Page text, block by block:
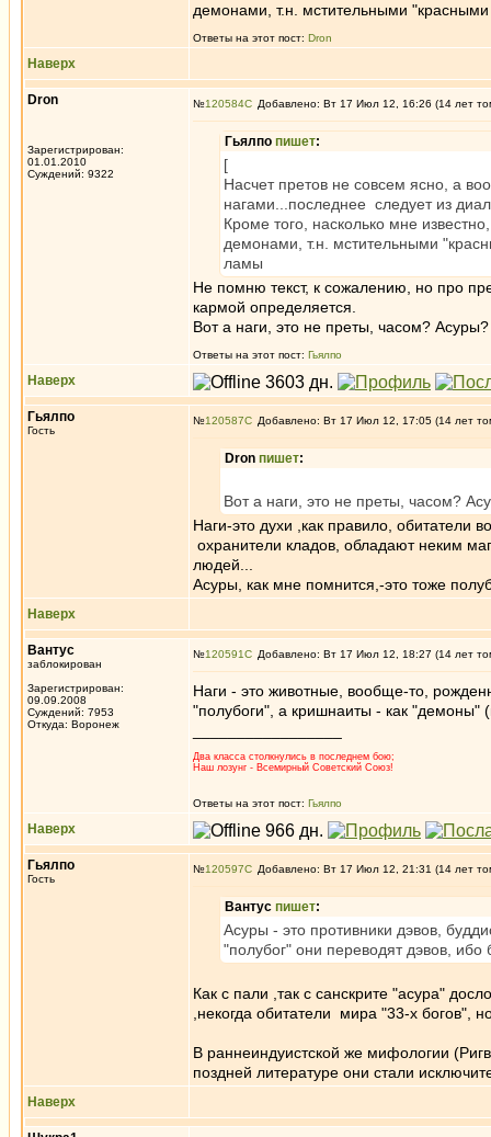
демонами, т.н. мстительными
Ответы на этот пост: Dron
Наверх
Dron
Зарегистрирован:
01.01.2010
Суждений: 9322
№120584 Добавлено: Вт 17 Июл 12, 16:26 (14 лет
Гьялпо пишет:
[
Насчет претов не совсем ясно, а
нагами...последнее следует из
Кроме того, насколько мне
демонами, т.н. мстительными
ламы
Не помню текст, к сожалению, но про
кармой определяется.
Вот а наги, это не преты, часом? Асуры?
Ответы на этот пост: Гьялпо
Наверх
Гьялпо
Гость
№120587 Добавлено: Вт 17 Июл 12, 17:05 (14 лет
Dron пишет:
Вот а наги, это не преты, часом?
Наги-это духи ,как правило, обитатели
охранители кладов, обладают неким
людей...
Асуры, как мне помнится,-это тоже
Наверх
Вантус
заблокирован
Зарегистрирован:
09.09.2008
Суждений: 7953
Откуда: Воронеж
№120591 Добавлено: Вт 17 Июл 12, 18:27 (14 лет
Наги - это животные, вообще-то,
"полубоги", а кришнаиты - как "демоны"
Два класса столкнулись в последнем бою;
Наш лозунг - Всемирный Советский Союз!
Ответы на этот пост: Гьялпо
Наверх
Гьялпо
Гость
№120597 Добавлено: Вт 17 Июл 12, 21:31 (14 лет
Вантус пишет:
Асуры - это противники дэвов,
"полубог" они переводят дэвов,
Как с пали ,так с санскрите "асура"
,некогда обитатели мира "33-х
В раннеиндуистской же мифологии
поздней литературе они стали
Наверх